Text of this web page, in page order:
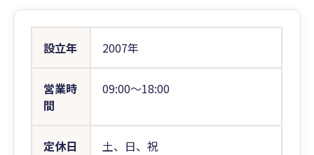
設立年 2007年
営業時
間
09:00〜18:00
定休日 土、日、祝